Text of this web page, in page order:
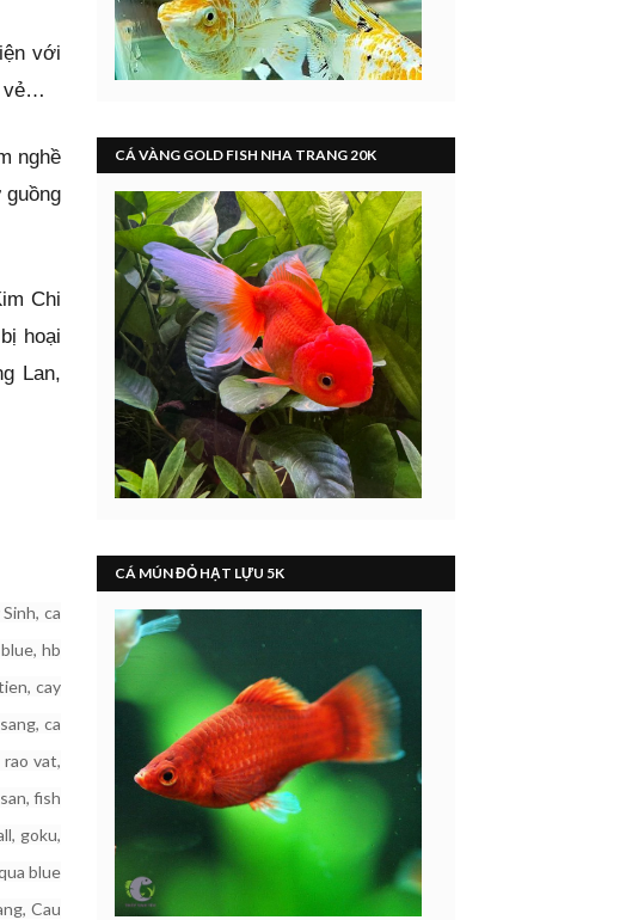
với
vẻ…
nghề
Chi
hoại
Lan,
ca
hb
cay
ca
vat,
fish
goku,
blue
Cau
CÁ VÀNG GOLD FISH NHA TRANG 20K
CÁ MÚN ĐỎ HẠT LỰU 5K